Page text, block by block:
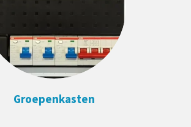
Groepenkasten